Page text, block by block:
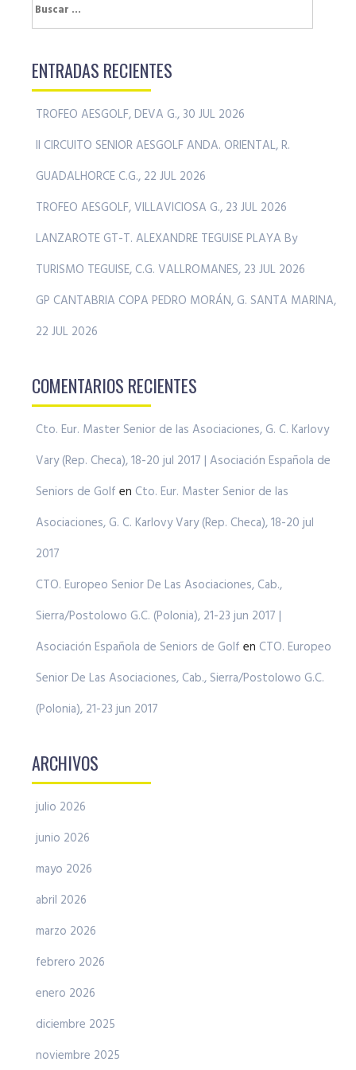
Buscar:
ENTRADAS RECIENTES
TROFEO AESGOLF, DEVA G., 30 JUL 2026
II CIRCUITO SENIOR AESGOLF ANDA. ORIENTAL, R.
GUADALHORCE C.G., 22 JUL 2026
TROFEO AESGOLF, VILLAVICIOSA G., 23 JUL 2026
LANZAROTE GT-T. ALEXANDRE TEGUISE PLAYA By
TURISMO TEGUISE, C.G. VALLROMANES, 23 JUL 2026
GP CANTABRIA COPA PEDRO MORÁN, G. SANTA MARINA,
22 JUL 2026
COMENTARIOS RECIENTES
Cto. Eur. Master Senior de las Asociaciones, G. C. Karlovy
Vary (Rep. Checa), 18-20 jul 2017 | Asociación Española de
Seniors de Golf en Cto. Eur. Master Senior de las
Asociaciones, G. C. Karlovy Vary (Rep. Checa), 18-20 jul
2017
CTO. Europeo Senior De Las Asociaciones, Cab.,
Sierra/Postolowo G.C. (Polonia), 21-23 jun 2017 |
Asociación Española de Seniors de Golf en CTO. Europeo
Senior De Las Asociaciones, Cab., Sierra/Postolowo G.C.
(Polonia), 21-23 jun 2017
ARCHIVOS
julio 2026
junio 2026
mayo 2026
abril 2026
marzo 2026
febrero 2026
enero 2026
diciembre 2025
noviembre 2025